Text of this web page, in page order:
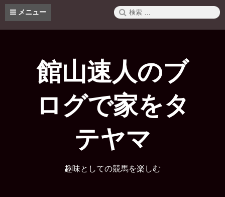
コ
メニュー
検
索:
館山速人のブ
ログで家をタ
テヤマ
趣味としての競馬を楽しむ